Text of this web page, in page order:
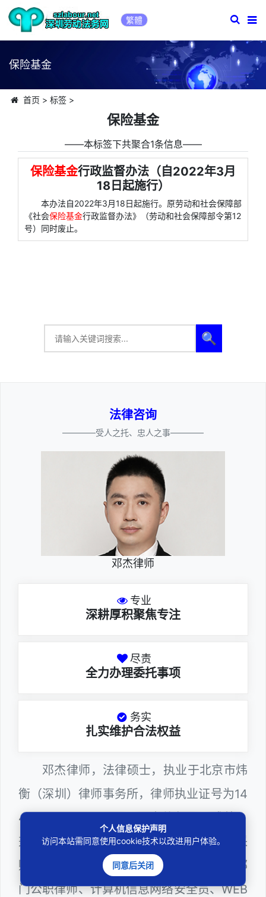
繁體
保险基金
首页 > 标签>
保险基金
――本标签下共聚合1条信息――
保险基金行政监督办法（自2022年3月
18日起施行）
本办法自2022年3月18日起施行。原劳动和社会保障部
《社会保险基金行政监督办法》（劳动和社会保障部令第12
号）同时废止。
🔍
法律咨询
————受人之托、忠人之事————
邓杰律师
专业
深耕厚积聚焦专注
尽责
全力办理委托事项
务实
扎实维护合法权益
邓杰律师，法律硕士，执业于北京市炜
衡（深圳）律师事务所，律师执业证号为14
403201810022100。邓杰律师现（或曾）
兼任深圳市人民政府听证员、深圳市政府采
购评审专家（法律类），深圳市某区政府部
门公职律师、计算机信息网络安全员、WEB
个人信息保护声明
访问本站需同意使用cookie技术以改进用户体验。
同意后关闭